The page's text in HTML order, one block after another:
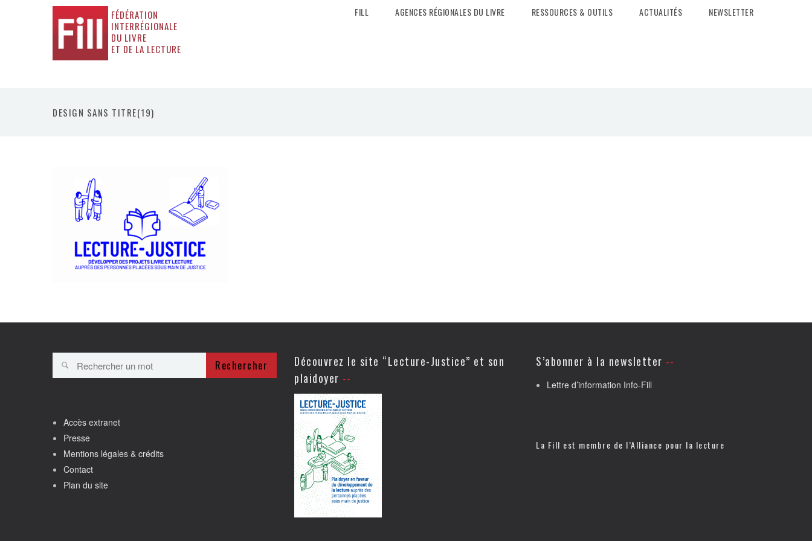
FÉDÉRATION
INTERRÉGIONALE
DU LIVRE
ET DE LA LECTURE
FILL AGENCES RÉGIONALES DU LIVRE RESSOURCES & OUTILS ACTUALITÉS NEWSLETTER
DESIGN SANS TITRE(19)
Rechercher
Accès extranet
Presse
Mentions légales & crédits
Contact
Plan du site
Découvrez le site “Lecture-Justice” et son
plaidoyer
S’abonner à la newsletter
Lettre d’information Info-Fill
La Fill est membre de l’Alliance pour la lecture